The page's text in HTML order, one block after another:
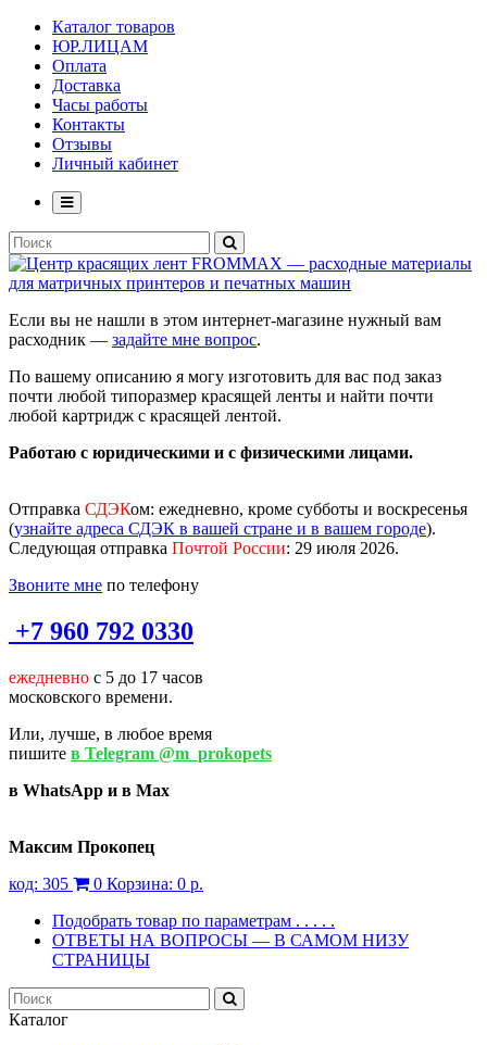
Каталог товаров
ЮР.ЛИЦАМ
Оплата
Доставка
Часы работы
Контакты
Отзывы
Личный кабинет
Если вы не нашли в этом интернет-магазине нужный вам
расходник — задайте мне вопрос.
По вашему описанию я могу изготовить для вас под заказ
почти любой типоразмер красящей ленты и найти почти
любой картридж с красящей лентой.
Работаю с юридическими и с физическими лицами.
Отправка СДЭКом: ежедневно, кроме субботы и воскресенья
(узнайте адреса СДЭК в вашей стране и в вашем городе).
Следующая отправка Почтой России: 29 июля 2026.
Звоните мне по телефону
+7 960 792 0330
ежедневно с 5 до 17 часов
московского времени.
Или, лучше, в любое время
пишите в Telegram @m_prokopets
в WhatsApp и в Max
Максим Прокопец
код: 305 0 Корзина: 0 р.
Подобрать товар по параметрам . . . . .
ОТВЕТЫ НА ВОПРОСЫ — В САМОМ НИЗУ
СТРАНИЦЫ
Каталог